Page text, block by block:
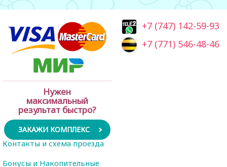
Нужен
максимальный
результат быстро?
ЗАКАЖИ КОМПЛЕКС
+7 (747) 142-59-93
+7 (771) 546-48-46
Контакты и схема проезда
Бонусы и Накопительные